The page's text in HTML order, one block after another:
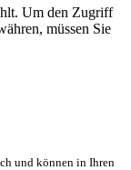
Um den Zugriff
müssen Sie
und können in Ihren